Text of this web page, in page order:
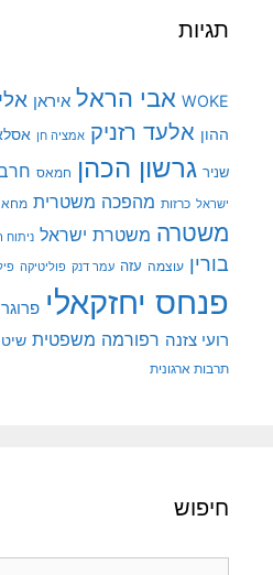
תגיות
WOKE אבי הראל איראן
ההון אלעד רזניק אמציה חן
שניר גרשון הכהן חמאס
ישראל כרזות מהפכה משטרית
משטרה משטרת ישראל ניתוח
בורין עוצמה עזה עמר דנק פוליטיקה
פנחס יחזקאלי
רועי צזנה רפורמה משפטית
תרבות ארגונית
חיפוש